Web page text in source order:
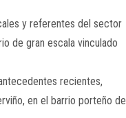
y referentes del sector
de gran escala vinculado
recientes,
en el barrio porteño de